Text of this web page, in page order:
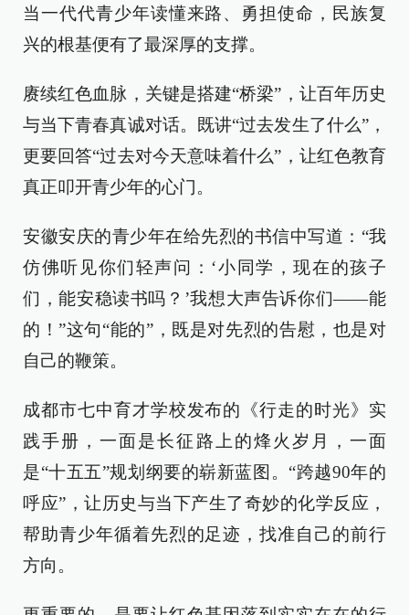
当一代代青少年读懂来路、勇担使命，民族复
兴的根基便有了最深厚的支撑。
赓续红色血脉，关键是搭建“桥梁”，让百年历史
与当下青春真诚对话。既讲“过去发生了什么”，
更要回答“过去对今天意味着什么”，让红色教育
真正叩开青少年的心门。
安徽安庆的青少年在给先烈的书信中写道：“我
仿佛听见你们轻声问：‘小同学，现在的孩子
们，能安稳读书吗？’我想大声告诉你们——能
的！”这句“能的”，既是对先烈的告慰，也是对
自己的鞭策。
成都市七中育才学校发布的《行走的时光》实
践手册，一面是长征路上的烽火岁月，一面
是“十五五”规划纲要的崭新蓝图。“跨越90年的
呼应”，让历史与当下产生了奇妙的化学反应，
帮助青少年循着先烈的足迹，找准自己的前行
方向。